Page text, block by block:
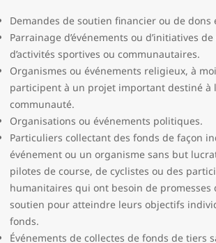
Demandes de soutien financier ou de dons
Parrainage d’événements ou d’initiatives
d’activités sportives ou communautaires.
Organismes ou événements religieux, à
participent à un projet important destiné à
communauté.
Organisations ou événements politiques.
Particuliers collectant des fonds de façon
événement ou un organisme sans but
pilotes de course, de cyclistes ou des
humanitaires qui ont besoin de promesses
soutien pour atteindre leurs objectifs
fonds.
Événements de collectes de fonds de tiers